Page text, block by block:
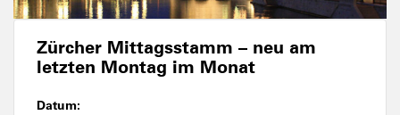
Zürcher Mittagsstamm – neu am
letzten Montag im Monat
Datum: